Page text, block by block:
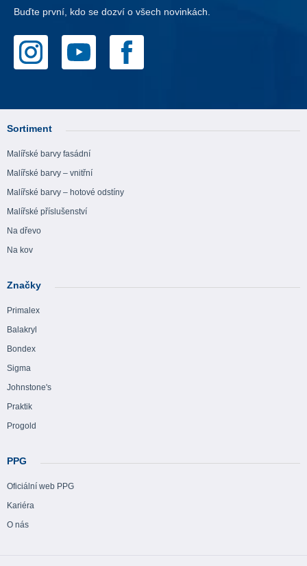
Buďte první, kdo se dozví o všech novinkách.
Sortiment
Malířské barvy fasádní
Malířské barvy – vnitřní
Malířské barvy – hotové odstíny
Malířské příslušenství
Na dřevo
Na kov
Značky
Primalex
Balakryl
Bondex
Sigma
Johnstone's
Praktik
Progold
PPG
Oficiální web PPG
Kariéra
O nás